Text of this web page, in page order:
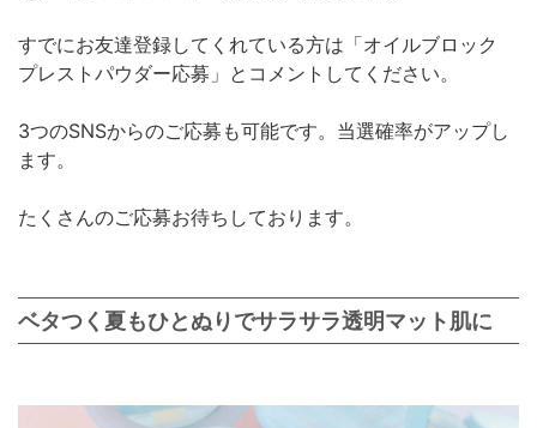
すでにお友達登録してくれている方は「オイルブロック
プレストパウダー応募」とコメントしてください。
3つのSNSからのご応募も可能です。当選確率がアップし
ます。
たくさんのご応募お待ちしております。
ベタつく夏もひとぬりでサラサラ透明マット肌に